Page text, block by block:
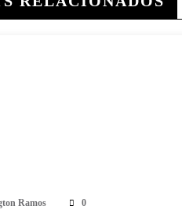
Ramos 0